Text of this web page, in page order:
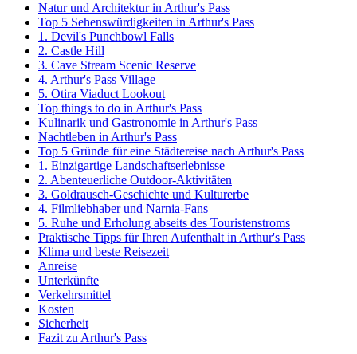
Natur und Architektur in Arthur's Pass
Top 5 Sehenswürdigkeiten in Arthur's Pass
1. Devil's Punchbowl Falls
2. Castle Hill
3. Cave Stream Scenic Reserve
4. Arthur's Pass Village
5. Otira Viaduct Lookout
Top things to do in Arthur's Pass
Kulinarik und Gastronomie in Arthur's Pass
Nachtleben in Arthur's Pass
Top 5 Gründe für eine Städtereise nach Arthur's Pass
1. Einzigartige Landschaftserlebnisse
2. Abenteuerliche Outdoor-Aktivitäten
3. Goldrausch-Geschichte und Kulturerbe
4. Filmliebhaber und Narnia-Fans
5. Ruhe und Erholung abseits des Touristenstroms
Praktische Tipps für Ihren Aufenthalt in Arthur's Pass
Klima und beste Reisezeit
Anreise
Unterkünfte
Verkehrsmittel
Kosten
Sicherheit
Fazit zu Arthur's Pass